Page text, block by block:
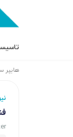
هایپر
فنر